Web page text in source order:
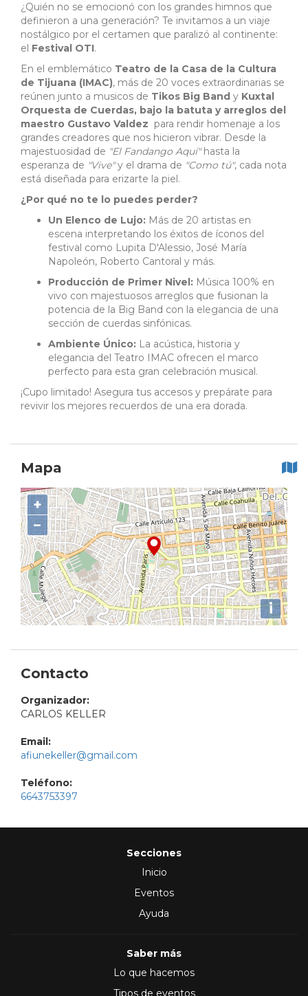
¿Quién no se emocionó con los grandes himnos que
definieron a una generación? Te invitamos a un viaje
nostálgico por el certamen que paralizó al continente:
el Festival OTI.
En el emblemático Teatro de la Casa de la Cultura
de Tijuana (IMAC), más de 20 voces extraordinarias se
reúnen junto a musicos de Tikos Big Band y Kuxtal
Orquesta de Cuerdas, bajo la batuta y arreglos del
maestro Gustavo Valdez para rendir homenaje a los
grandes creadores que nos hicieron vibrar. Desde la
majestuosidad de "El Fandango Aquí"hasta la
esperanza de "Vive"y el drama de "Como tú", cada nota
está diseñada para erizarte la piel.
¿Por qué no te lo puedes perder?
Un Elenco de Lujo: Más de 20 artistas en
escena interpretando los éxitos de íconos del
festival como Lupita D'Alessio, José María
Napoleón, Roberto Cantoral y más.
Producción de Primer Nivel: Música 100% en
vivo con majestuosos arreglos que fusionan la
potencia de la Big Band con la elegancia de una
sección de cuerdas sinfónicas.
Ambiente Único: La acústica, historia y
elegancia del Teatro IMAC ofrecen el marco
perfecto para esta gran celebración musical.
¡Cupo limitado! Asegura tus accesos y prepárate para
revivir los mejores recuerdos de una era dorada.
Mapa
+
−
i
Contacto
Organizador:
CARLOS KELLER
Email:
afiunekeller@gmail.com
Teléfono:
6643753397
Secciones
Inicio
Eventos
Ayuda
Saber más
Lo que hacemos